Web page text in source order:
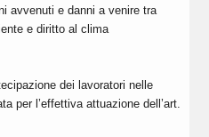
avvenuti e danni a venire tra
e diritto al clima
dei lavoratori nelle
per l’effettiva attuazione dell’art.